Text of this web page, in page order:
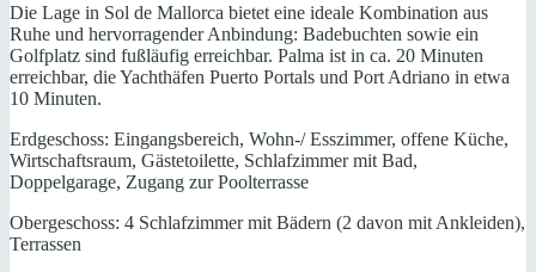
Die Lage in Sol de Mallorca bietet eine ideale Kombination aus
Ruhe und hervorragender Anbindung: Badebuchten sowie ein
Golfplatz sind fußläufig erreichbar. Palma ist in ca. 20 Minuten
erreichbar, die Yachthäfen Puerto Portals und Port Adriano in etwa
10 Minuten.
Erdgeschoss: Eingangsbereich, Wohn-/ Esszimmer, offene Küche,
Wirtschaftsraum, Gästetoilette, Schlafzimmer mit Bad,
Doppelgarage, Zugang zur Poolterrasse
Obergeschoss: 4 Schlafzimmer mit Bädern (2 davon mit Ankleiden),
Terrassen